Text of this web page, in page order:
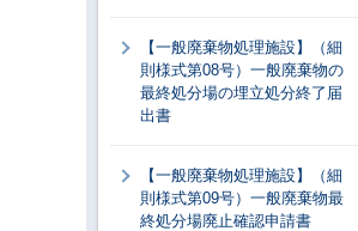
【一般廃棄物処理施設】（細
則様式第08号）一般廃棄物の
最終処分場の埋立処分終了届
出書
【一般廃棄物処理施設】（細
則様式第09号）一般廃棄物最
終処分場廃止確認申請書